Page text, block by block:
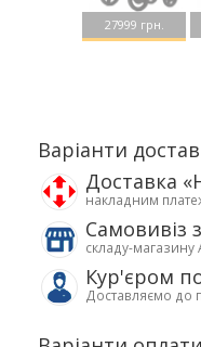
27999 грн.
Варіанти
Доставка
накладним
Самовивіз
складу-магазину
Кур'єром
Доставляємо до